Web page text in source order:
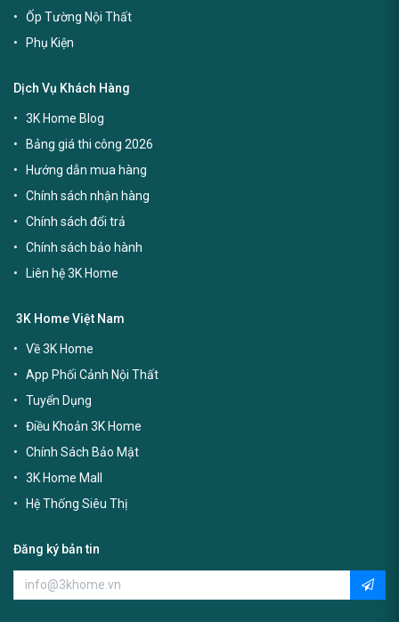
Ốp Tường Nội Thất
Phụ Kiện
Dịch Vụ Khách Hàng
3K Home Blog
Bảng giá thi công 2026
Hướng dẫn mua hàng
Chính sách nhận hàng
Chính sách đổi trả
Chính sách bảo hành
Liên hệ 3K Home
3K Home Việt Nam
Về 3K Home
App Phối Cảnh Nội Thất
Tuyển Dụng
Điều Khoản 3K Home
Chính Sách Bảo Mật
3K Home Mall
Hệ Thống Siêu Thị
Đăng ký bản tin